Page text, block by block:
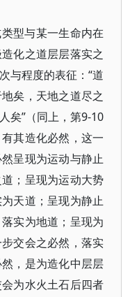
型与某一生命内在
化之道层层落实之
与程度的表征：“道
矣，天地之道尽之
矣”（同上，第9-10
其造化必然，这一
呈现为运动与静止
；呈现为运动大势
天道；呈现为静止
实为地道；呈现为
交会之必然，落实
，是为造化中层层
为水火土石后四者